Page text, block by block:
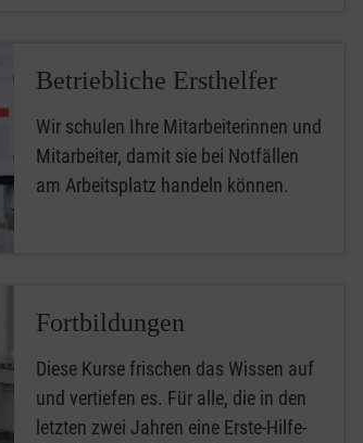
Betriebliche Ersthelfer
Wir schulen Ihre Mitarbeiterinnen und
Mitarbeiter, damit sie bei Notfällen
am Arbeitsplatz handeln können.
Fortbildungen
Diese Kurse frischen das Wissen auf
und vertiefen es. Für alle, die in den
letzten zwei Jahren eine Erste-Hilfe-